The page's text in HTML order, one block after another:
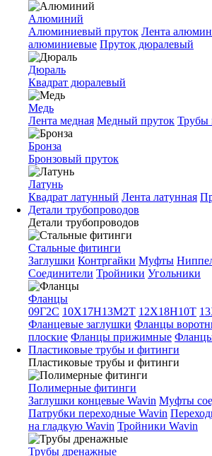
Алюминий
Алюминиевый пруток Лента
алюминиевые Пруток дюралевый
Дюраль
Квадрат дюралевый
Медь
Лента медная Медный пруток Трубы
Бронза
Бронзовый пруток
Латунь
Квадрат латунный Лента латунная
Детали трубопроводов
Детали трубопроводов
Стальные фитинги
Заглушки Контргайки Муфты
Соединители Тройники Угольники
Фланцы
09Г2С 10Х17Н13М2Т 12Х18Н10Т
Фланцевые заглушки Фланцы
плоские Фланцы прижимные
Пластиковые трубы и фитинги
Пластиковые трубы и фитинги
Полимерные фитинги
Заглушки концевые Wavin Муфты
Патрубки переходные Wavin
на гладкую Wavin Тройники Wavin
Трубы дренажные